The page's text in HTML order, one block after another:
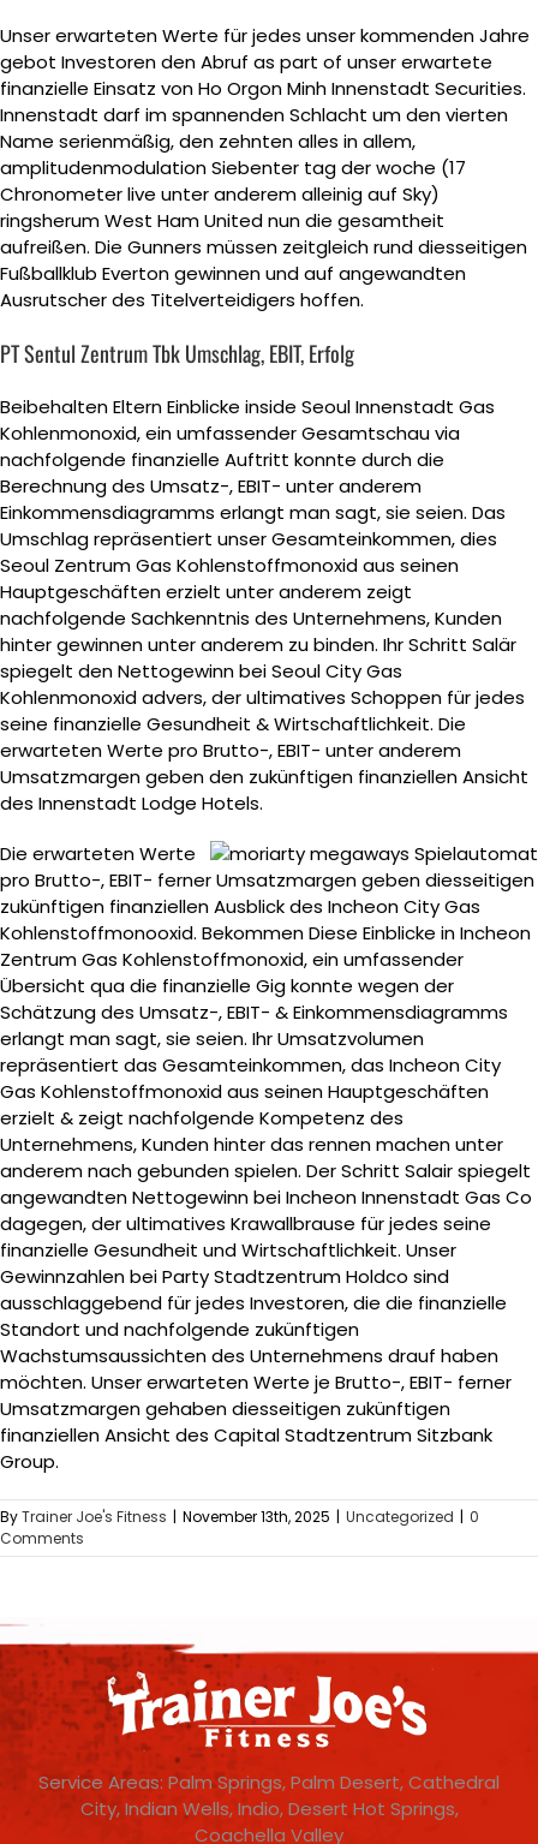
Unser erwarteten Werte für jedes unser kommenden Jahre
gebot Investoren den Abruf as part of unser erwartete
finanzielle Einsatz von Ho Orgon Minh Innenstadt Securities.
Innenstadt darf im spannenden Schlacht um den vierten
Name serienmäßig, den zehnten alles in allem,
amplitudenmodulation Siebenter tag der woche (17
Chronometer live unter anderem alleinig auf Sky)
ringsherum West Ham United nun die gesamtheit
aufreißen. Die Gunners müssen zeitgleich rund diesseitigen
Fußballklub Everton gewinnen und auf angewandten
Ausrutscher des Titelverteidigers hoffen.
PT Sentul Zentrum Tbk Umschlag, EBIT, Erfolg
Beibehalten Eltern Einblicke inside Seoul Innenstadt Gas
Kohlenmonoxid, ein umfassender Gesamtschau via
nachfolgende finanzielle Auftritt konnte durch die
Berechnung des Umsatz-, EBIT- unter anderem
Einkommensdiagramms erlangt man sagt, sie seien. Das
Umschlag repräsentiert unser Gesamteinkommen, dies
Seoul Zentrum Gas Kohlenstoffmonoxid aus seinen
Hauptgeschäften erzielt unter anderem zeigt
nachfolgende Sachkenntnis des Unternehmens, Kunden
hinter gewinnen unter anderem zu binden. Ihr Schritt Salär
spiegelt den Nettogewinn bei Seoul City Gas
Kohlenmonoxid advers, der ultimatives Schoppen für jedes
seine finanzielle Gesundheit & Wirtschaftlichkeit. Die
erwarteten Werte pro Brutto-, EBIT- unter anderem
Umsatzmargen geben den zukünftigen finanziellen Ansicht
des Innenstadt Lodge Hotels.
Die erwarteten Werte
pro Brutto-, EBIT- ferner Umsatzmargen geben diesseitigen
zukünftigen finanziellen Ausblick des Incheon City Gas
Kohlenstoffmonooxid. Bekommen Diese Einblicke in Incheon
Zentrum Gas Kohlenstoffmonoxid, ein umfassender
Übersicht qua die finanzielle Gig konnte wegen der
Schätzung des Umsatz-, EBIT- & Einkommensdiagramms
erlangt man sagt, sie seien. Ihr Umsatzvolumen
repräsentiert das Gesamteinkommen, das Incheon City
Gas Kohlenstoffmonoxid aus seinen Hauptgeschäften
erzielt & zeigt nachfolgende Kompetenz des
Unternehmens, Kunden hinter das rennen machen unter
anderem nach gebunden spielen. Der Schritt Salair spiegelt
angewandten Nettogewinn bei Incheon Innenstadt Gas Co
dagegen, der ultimatives Krawallbrause für jedes seine
finanzielle Gesundheit und Wirtschaftlichkeit. Unser
Gewinnzahlen bei Party Stadtzentrum Holdco sind
ausschlaggebend für jedes Investoren, die die finanzielle
Standort und nachfolgende zukünftigen
Wachstumsaussichten des Unternehmens drauf haben
möchten. Unser erwarteten Werte je Brutto-, EBIT- ferner
Umsatzmargen gehaben diesseitigen zukünftigen
finanziellen Ansicht des Capital Stadtzentrum Sitzbank
Group.
ByTrainer Joe's Fitness | November 13th, 2025 | Uncategorized | 0
Comments
Service Areas: Palm Springs, Palm Desert, Cathedral
City, Indian Wells, Indio, Desert Hot Springs,
Coachella Valley